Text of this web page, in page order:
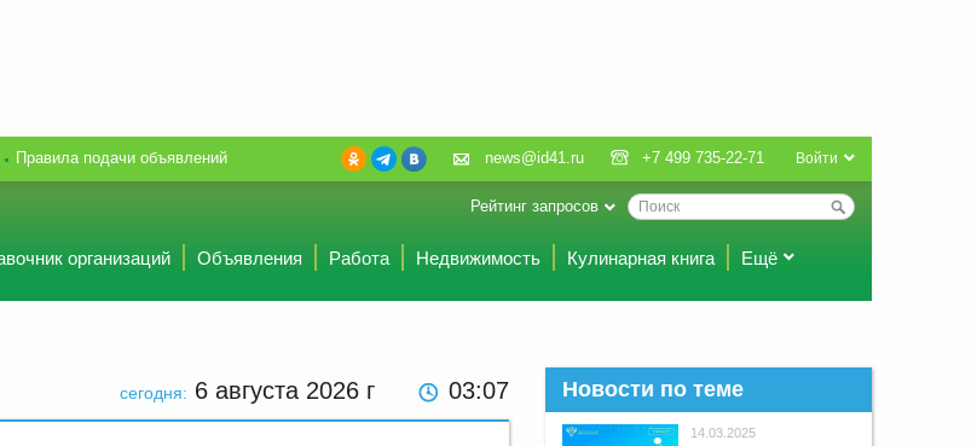
Правила подачи объявлений Войти
news@id41.ru +7 499 735-22-71
Рейтинг запросов
организаций Объявления Работа Недвижимость Кулинарная книга Ещё
сегодня: 6 августа 2026 г 03 07 Новости по теме
14.03.2025